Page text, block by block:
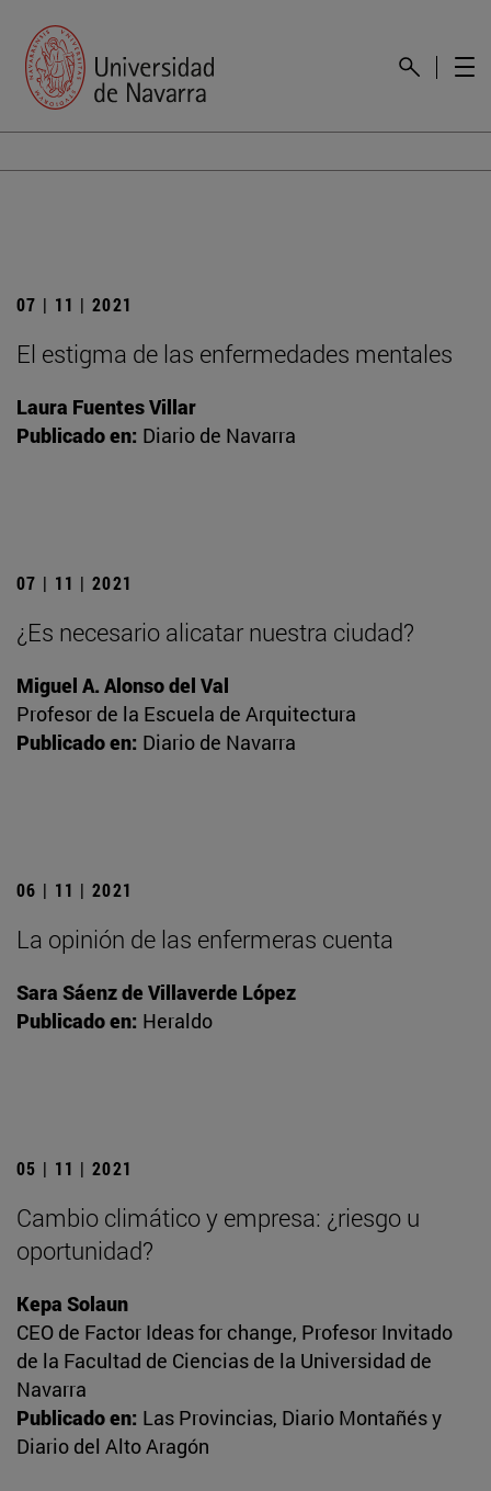
07 | 11 | 2021
El estigma de las enfermedades mentales
Laura Fuentes Villar
Publicado en: Diario de Navarra
07 | 11 | 2021
¿Es necesario alicatar nuestra ciudad?
Miguel A. Alonso del Val
Profesor de la Escuela de Arquitectura
Publicado en: Diario de Navarra
06 | 11 | 2021
La opinión de las enfermeras cuenta
Sara Sáenz de Villaverde López
Publicado en: Heraldo
05 | 11 | 2021
Cambio climático y empresa: ¿riesgo u
oportunidad?
Kepa Solaun
CEO de Factor Ideas for change, Profesor Invitado
de la Facultad de Ciencias de la Universidad de
Navarra
Publicado en: Las Provincias, Diario Montañés y
Diario del Alto Aragón